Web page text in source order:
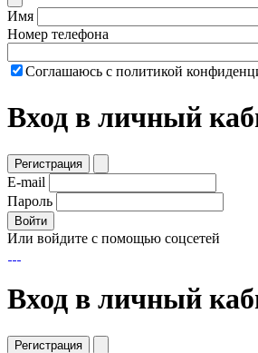
Имя
Номер телефона
Соглашаюсь с политикой
Вход в личный
Регистрация
E-mail
Пароль
Войти
Или войдите с помощью соцсетей
Вход в личный
Регистрация